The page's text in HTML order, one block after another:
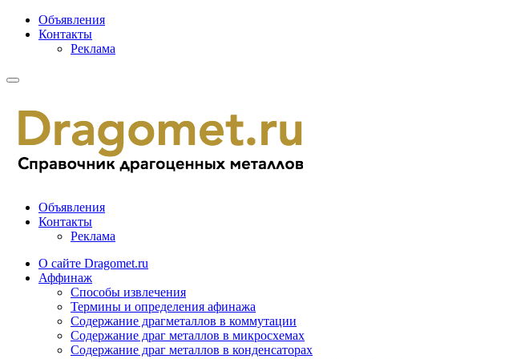
Объявления
Контакты
Реклама
Объявления
Контакты
Реклама
О сайте Dragomet.ru
Аффинаж
Способы извлечения
Термины и определения афинажа
Содержание драгметаллов в коммутации
Содержание драг металлов в микросхемах
Содержание драг металлов в конденсаторах